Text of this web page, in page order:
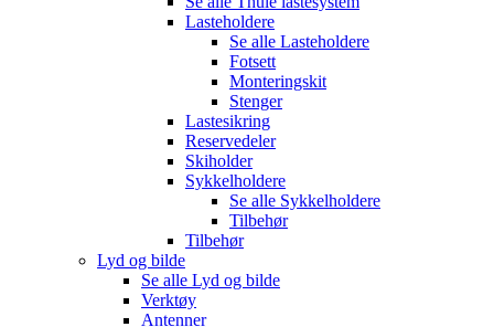
Lasteholdere
Se alle Lasteholdere
Fotsett
Monteringskit
Stenger
Lastesikring
Reservedeler
Skiholder
Sykkelholdere
Se alle Sykkelholdere
Tilbehør
Tilbehør
Lyd og bilde
Se alle Lyd og bilde
Verktøy
Antenner